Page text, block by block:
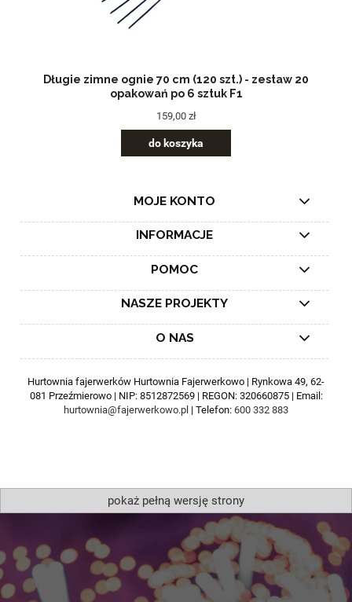
Długie zimne ognie 70 cm (120 szt.) - zestaw 20
opakowań po 6 sztuk F1
159,00 zł
do koszyka
MOJE KONTO
INFORMACJE
POMOC
NASZE PROJEKTY
O NAS
Hurtownia fajerwerków Hurtownia Fajerwerkowo | Rynkowa 49, 62-
081 Przeźmierowo | NIP: 8512872569 | REGON: 320660875 | Email:
hurtownia@fajerwerkowo.pl | Telefon: 600 332 883
pokaż pełną wersję strony